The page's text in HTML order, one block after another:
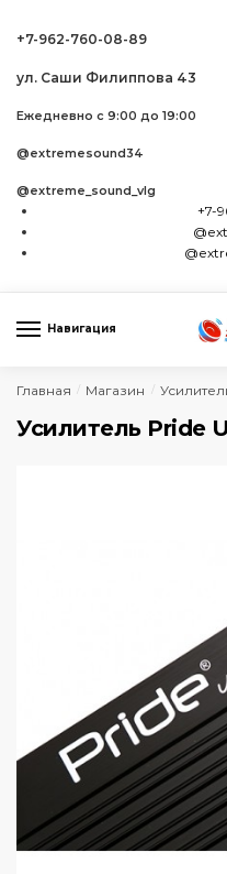
+7-962-760-08-89
ул. Саши Филиппова 43
Ежедневно с 9:00 до 19:00
@extremesound34
@extreme_sound_vlg
+7-
Навигация
Главная Магазин /
Усилитель Pride